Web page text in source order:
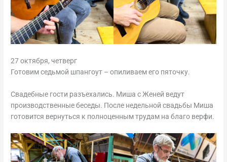
27 октября, четверг
Готовим седьмой шпангоут – опиливаем его пяточку.
Свадебные гости разъехались. Миша с Женей ведут
производственные беседы. После недельной свадьбы Миша
готовится вернуться к полноценным трудам на благо верфи.